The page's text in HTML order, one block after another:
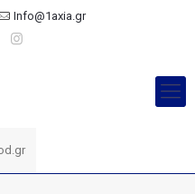
Info@1axia.gr